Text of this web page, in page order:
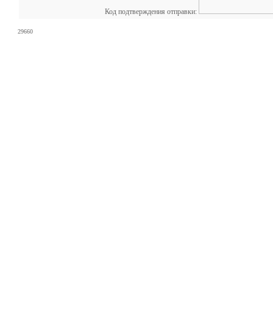
Код подтверждения отправки:
29660